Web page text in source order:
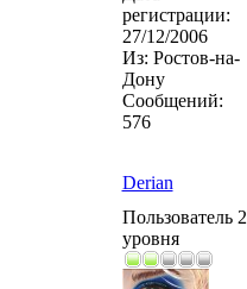
регистрации:
27/12/2006
Из: Ростов-на-
Дону
Сообщений:
576
Derian
Пользователь 2
уровня